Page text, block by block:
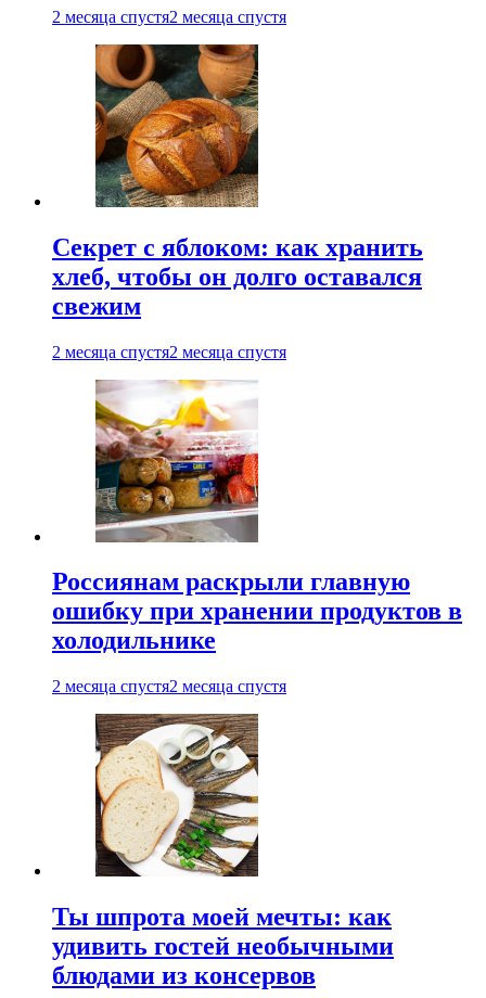
2 месяца спустя2 месяца спустя
Секрет с яблоком: как хранить
хлеб, чтобы он долго оставался
свежим
2 месяца спустя2 месяца спустя
Россиянам раскрыли главную
ошибку при хранении продуктов в
холодильнике
2 месяца спустя2 месяца спустя
Ты шпрота моей мечты: как
удивить гостей необычными
блюдами из консервов